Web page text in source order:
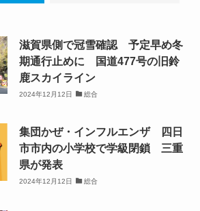
滋賀県側で冠雪確認 予定早め冬
期通行止めに 国道477号の旧鈴
鹿スカイライン
2024年12月12日 総合
集団かぜ・インフルエンザ 四日
市市内の小学校で学級閉鎖 三重
県が発表
2024年12月12日 総合